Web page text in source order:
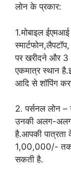
लोन के प्रकार:
1.मोबाइल
पर खरीदने और 3
एकमात्र स्थान
आदि से शॉपिंग
2. पर्सनल लोन –
उनकी अलग-अलग
है.आपकी
1,00,000/- तक
सकती है.